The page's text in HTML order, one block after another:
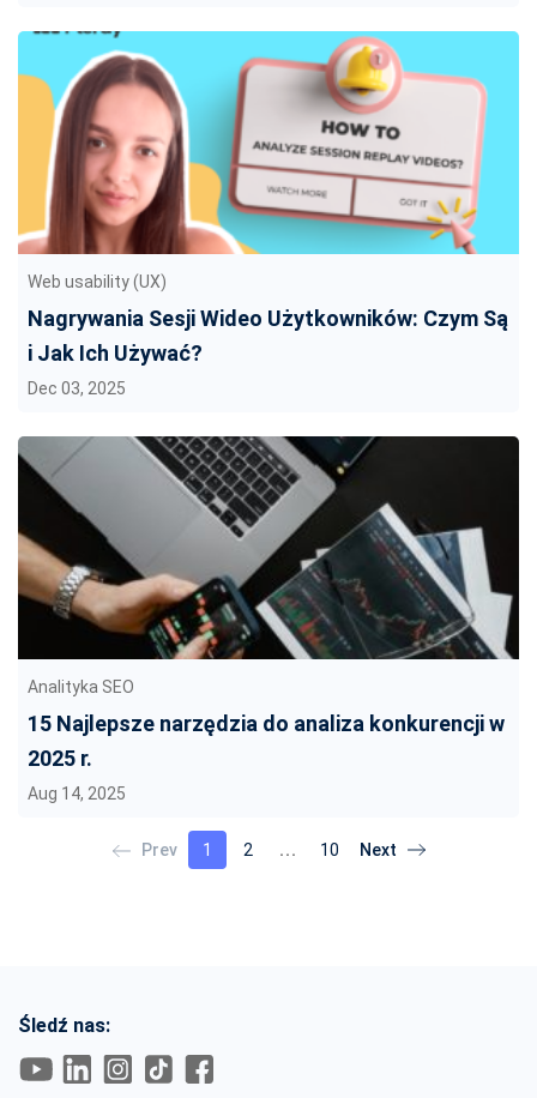
Web usability (UX)
Nagrywania Sesji Wideo Użytkowników: Czym Są
i Jak Ich Używać?
Dec 03, 2025
Analityka SEO
15 Najlepsze narzędzia do analiza konkurencji w
2025 r.
Aug 14, 2025
1 2 10
Śledź nas: